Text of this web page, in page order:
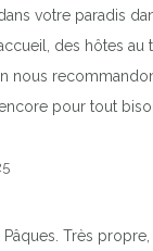
votre paradis
des hôtes au
nous
pour tout
Très